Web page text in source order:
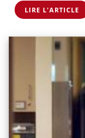
LIRE L'ARTICLE